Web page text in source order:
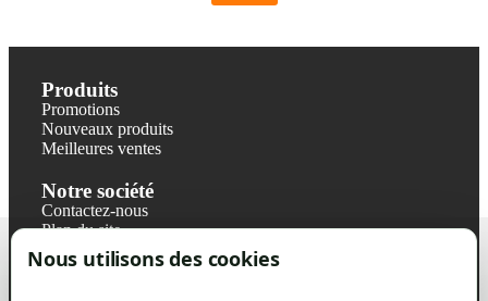
Nous utilisons des cookies
Produits
Promotions
Nouveaux produits
Meilleures ventes
Notre société
Contactez-nous
Plan du site
Magasin
Mentions légales